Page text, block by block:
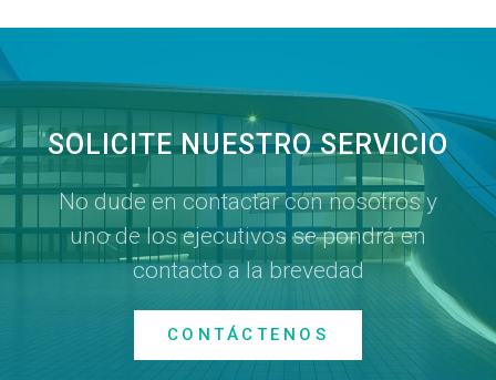
SOLICITE NUESTRO SERVICIO
No dude en contactar con nosotros y
uno de los ejecutivos se pondrá en
contacto a la brevedad
CONTÁCTENOS